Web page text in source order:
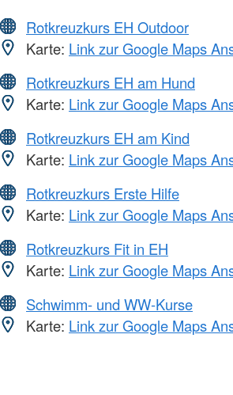
Rotkreuzkurs EH Outdoor
Karte: Link zur Google Maps
Rotkreuzkurs EH am Hund
Karte: Link zur Google Maps
Rotkreuzkurs EH am Kind
Karte: Link zur Google Maps
Rotkreuzkurs Erste Hilfe
Karte: Link zur Google Maps
Rotkreuzkurs Fit in EH
Karte: Link zur Google Maps
Schwimm- und WW-Kurse
Karte: Link zur Google Maps